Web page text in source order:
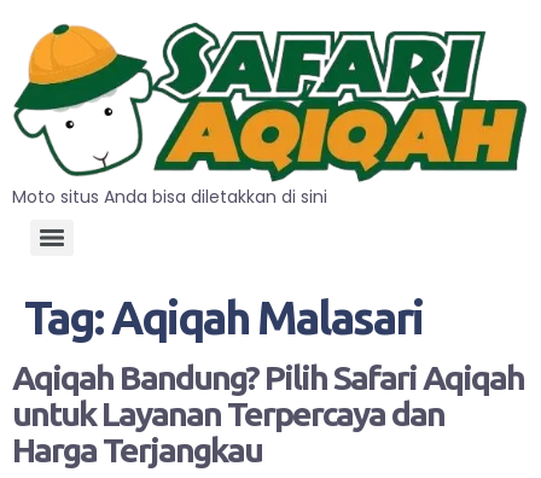
Moto situs Anda bisa diletakkan di sini
Tag:Aqiqah Malasari
Aqiqah Bandung? Pilih Safari Aqiqah
untuk Layanan Terpercaya dan
Harga Terjangkau